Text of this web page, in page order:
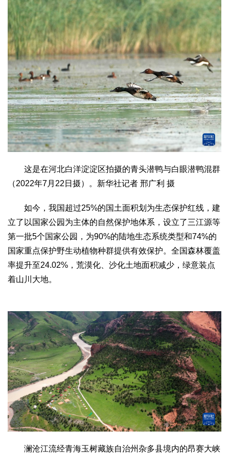
这是在河北白洋淀淀区拍摄的青头潜鸭与白眼潜鸭混群
（2022年7月22日摄）。新华社记者 邢广利 摄
如今，我国超过25%的国土面积划为生态保护红线，建
立了以国家公园为主体的自然保护地体系，设立了三江源等
第一批5个国家公园，为90%的陆地生态系统类型和74%的
国家重点保护野生动植物种群提供有效保护。全国森林覆盖
率提升至24.02%，荒漠化、沙化土地面积减少，绿意装点
着山川大地。
澜沧江流经青海玉树藏族自治州杂多县境内的昂赛大峡